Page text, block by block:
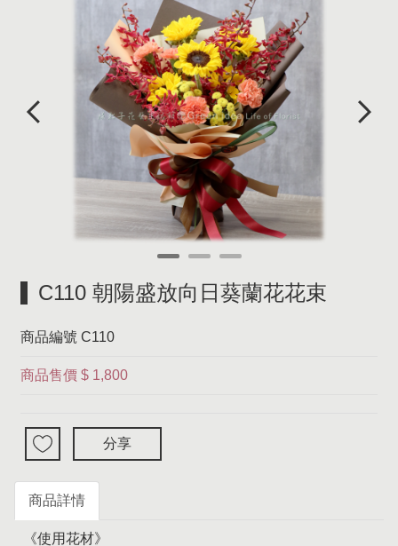
C110 朝陽盛放向日葵蘭花花束
商品編號 C110
商品售價 $ 1,800
分享
商品詳情
《使用花材》